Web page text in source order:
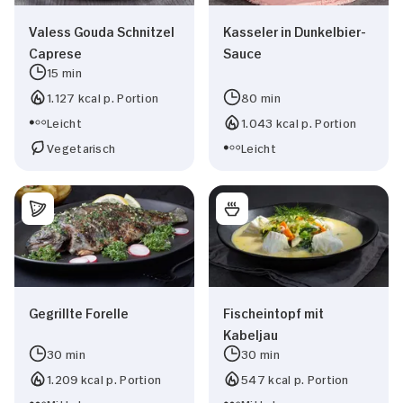
Valess Gouda Schnitzel
Caprese
15 min
1.127 kcal p. Portion
Leicht
Vegetarisch
Kasseler in Dunkelbier-
Sauce
80 min
1.043 kcal p. Portion
Leicht
Gegrillte Forelle
30 min
1.209 kcal p. Portion
Fischeintopf mit
Kabeljau
30 min
547 kcal p. Portion